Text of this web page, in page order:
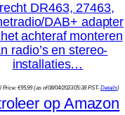
DR463, 27463,
DAB+ adapter
achteraf monteren
radio’s en stereo-
installaties…
Price: €95.99(as of 08/04/2023 05:38 PST-Details)
op Amazon